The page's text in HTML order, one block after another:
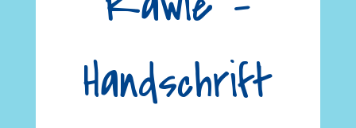
Handschrift